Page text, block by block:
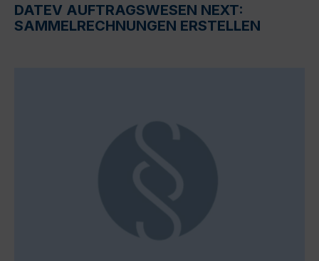
DATEV AUFTRAGSWESEN NEXT:
SAMMELRECHNUNGEN ERSTELLEN